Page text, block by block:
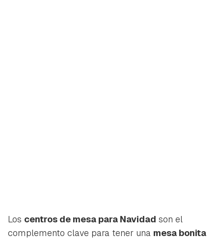
Los centros de mesa para Navidad son el
complemento clave para tener una mesa bonita